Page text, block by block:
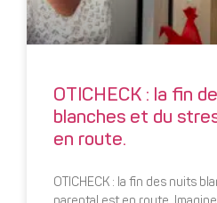
OTICHECK : la fin
blanches et du
en route.
OTICHECK : la fin des nuits